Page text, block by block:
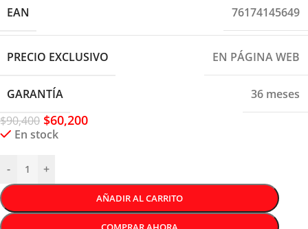
EAN 76174145649
PRECIO EXCLUSIVO EN PÁGINA WEB
GARANTÍA
36 meses
$90,400 $60,200
En stock
- +
AÑADIR AL CARRITO